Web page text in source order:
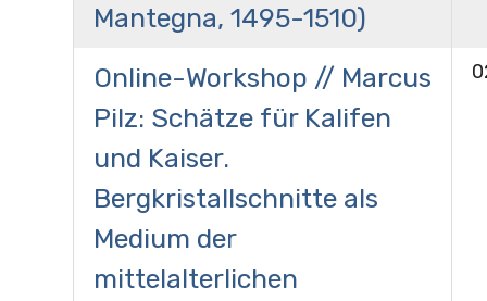
Mantegna, 1495-1510)
Online-Workshop // Marcus
Pilz: Schätze für Kalifen
und Kaiser.
Bergkristallschnitte als
Medium der
mittelalterlichen